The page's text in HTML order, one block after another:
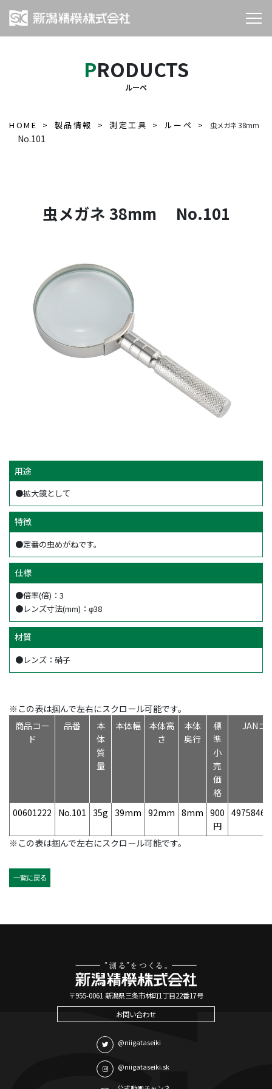
PRODUCTS
ルーペ
HOME 製品情報 測定工具 ルーペ 虫メガネ 38mm
No.101
虫メガネ 38mm No.101
用途
●拡大鏡として
特徴
●定番の虫めがねです。
仕様
●倍率(倍)：3
●レンズ寸法(mm)：φ38
材質
●レンズ：硝子
※この表は掴んで左右にスクロール可能です。
商品コー
ド
品番
本
体
質
量
本体幅
本体高
さ
本体
奥行
標
準
小
売
価
格
JANコ
00601222 No.101 35g 39mm 92mm 8mm 900
円
※この表は掴んで左右にスクロール可能です。
一覧に戻る
〒955-0061 新潟県三条市林町1丁目22番17号
お問い合わせ
@niigataseiki
@niigataseiki.sk